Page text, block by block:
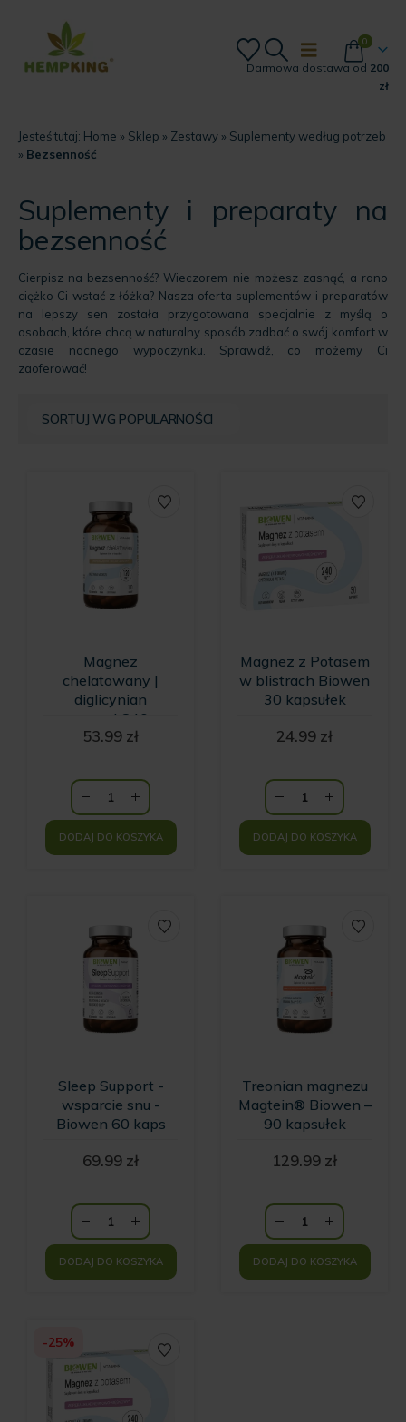
0
Darmowa dostawa od 200
zł
Jesteś tutaj: Home » Sklep » Zestawy » Suplementy według potrzeb
» Bezsenność
Suplementy i preparaty na
bezsenność
Cierpisz na bezsenność? Wieczorem nie możesz zasnąć, a rano
ciężko Ci wstać z łóżka? Nasza oferta suplementów i preparatów
na lepszy sen została przygotowana specjalnie z myślą o
osobach, które chcą w naturalny sposób zadbać o swój komfort w
czasie nocnego wypoczynku. Sprawdź, co możemy Ci
zaoferować!
Magnez
chelatowany |
diglicynian
magnezu | 840 mg
Biowen - 100 kaps
53.99 zł
DODAJ DO KOSZYKA
Magnez z Potasem
w blistrach Biowen
30 kapsułek
24.99 zł
DODAJ DO KOSZYKA
Sleep Support -
wsparcie snu -
Biowen 60 kaps
69.99 zł
DODAJ DO KOSZYKA
Treonian magnezu
Magtein® Biowen –
90 kapsułek
129.99 zł
DODAJ DO KOSZYKA
-25%